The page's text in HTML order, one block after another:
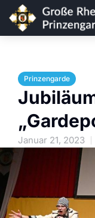
Prinzengarde
Januar 21, 2023